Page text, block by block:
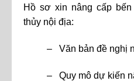
Hồ sơ xin nâng cấp
thủy nội địa:
– Văn bản đề nghị
– Quy mô dự kiến